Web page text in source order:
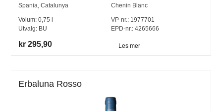
Spania,Catalunya Chenin Blanc
Volum:0,75
Utvalg: BU
VP-nr.:1977701
EPD-nr.: 4265666
kr 295,90 Les mer
Erbaluna Rosso